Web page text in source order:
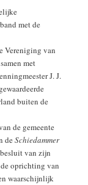
met de
Vereniging van
met
J. J.
buiten de
de gemeente
deSchiedammer
van zijn
oprichting van
waarschijnlijk